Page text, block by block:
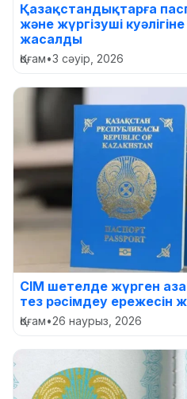
Қазақстандықтарға
және жүргізуші
жасалды
Қоғам•3 сәуір, 2026
СІМ шетелде жүрген
тез рәсімдеу ережесін
Қоғам•26 наурыз, 2026